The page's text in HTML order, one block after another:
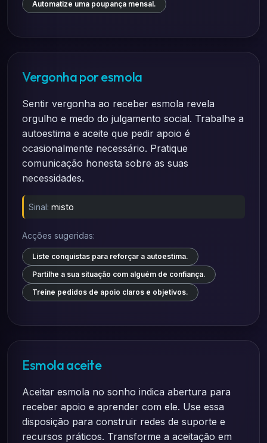
Automatize uma poupança mensal.
Vergonha por esmola
Sentir vergonha ao receber esmola revela
orgulho e medo do julgamento social. Trabalhe a
autoestima e aceite que pedir apoio é
ocasionalmente necessário. Pratique
comunicação honesta sobre as suas
necessidades.
Sinal: misto
Acções sugeridas:
Liste conquistas para reforçar a autoestima.
Partilhe a sua situação com alguém de confiança.
Treine pedidos de apoio claros e objetivos.
Esmola aceite
Aceitar esmola no sonho indica abertura para
receber apoio e aprender com ele. Use essa
disposição para construir redes de suporte e
recursos práticos. Transforme a aceitação em